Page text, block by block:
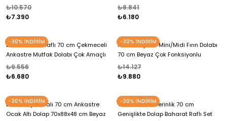
Baharat Raflı Dolap
₺7.390
₺10.570
70x88x48 cm Raflı 2 Bölmeli Dolap
₺6.180
₺8.841
-30% İNDİRİM
Liva Baharat Raflı 70 cm Çekmeceli
Ankastre Mutfak Dolabı Çok Amaçlı
Dolap 60x88x48 cm Beyaz Dolap
₺6.680
₺9.556
-30% İNDİRİM
Avelin Kapaklı Mini/Midi Fırın Dolabı
70 cm Beyaz Çok Fonksiyonlu
70x163,4x32,5 cm Mutfak Dolabı
₺9.880
₺14.127
-30% İNDİRİM
Lumin Tüp Yuvalı 70 cm Ankastre
Ocak Altı Dolap 70x88x48 cm Beyaz
-30% İNDİRİM
Yankı 56 cm Derinlik 70 cm
Genişlikte Dolap Baharat Raflı Set